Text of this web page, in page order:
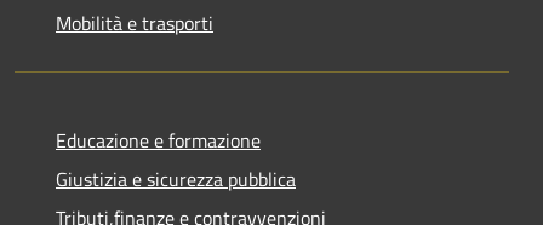
Mobilità e trasporti
Educazione e formazione
Giustizia e sicurezza pubblica
Tributi,finanze e contravvenzioni